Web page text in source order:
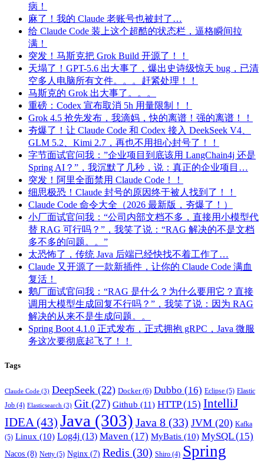
病！
麻了！我的 Claude 老账号也被封了…
给 Claude Code 装上这个超酷的状态栏，逼格瞬间拉
满！
突发！马斯克把 Grok Build 开源了！！
天塌了！GPT-5.6 出大事了，爆出史诗级惊天 bug，已清
空多人电脑所有文件。。。赶紧处理！！
马斯克的 Grok 出大事了。。。
重磅：Codex 宣布取消 5h 用量限制！！
Grok 4.5 抢先发布，我滴妈，快的离谱！强的离谱！！
夯爆了！让 Claude Code 和 Codex 接入 DeekSeek V4、
GLM 5.2、Kimi 2.7，再也不用担心封号了！！
字节面试官问我：”企业项目到底该用 LangChain4j 还是
Spring AI？”，我沉默了几秒，说：真正的企业项目…
突发！阿里全面禁用 Claude Code！！
细思极恐！Claude 封号的原因终于被人找到了！！
Claude Code 命令大全（2026 最新版，夯爆了！）
小厂面试官问我：“公司内部文档不多，直接用小模型代
替 RAG 可行吗？”，我笑了说：“RAG 解决的不是文档
多不多的问题。。”
太恐怖了，传统 Java 后端已经快找不着工作了…
Claude 又开源了一款新插件，让你的 Claude Code 满血
复活！
鹅厂面试官问我：“RAG 是什么？为什么要用它？直接
调用大模型生成回复不行吗？”，我笑了说：因为 RAG
解决的从来不是生成问题。。
Spring Boot 4.1.0 正式发布，正式拥抱 gRPC，Java 微服
务这次要彻底起飞了！！
Tags
Claude Code (3) DeepSeek (22) Docker(6) Dubbo (16) Eclipse (5) Elastic
Job (4) Elasticsearch (3) Git (27) Github (11) HTTP(15) IntelliJ
IDEA (43) Java (303) Java 8 (33) JVM (20) Kafka
(5) Linux (10) Log4j (13) Maven (17) MyBatis (10) MySQL(15)
Nacos (8) Netty (5) Nginx (7) Redis (30) Shiro (4) Spring